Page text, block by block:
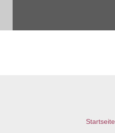
Startseite